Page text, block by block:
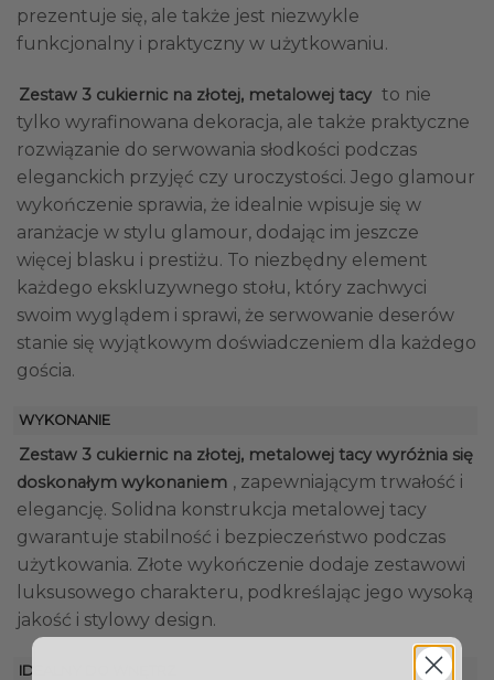
prezentuje się, ale także jest niezwykle
funkcjonalny i praktyczny w użytkowaniu.
Zestaw 3 cukiernic na złotej, metalowej tacy to nie
tylko wyrafinowana dekoracja, ale także praktyczne
rozwiązanie do serwowania słodkości podczas
eleganckich przyjęć czy uroczystości. Jego glamour
wykończenie sprawia, że idealnie wpisuje się w
aranżacje w stylu glamour, dodając im jeszcze
więcej blasku i prestiżu. To niezbędny element
każdego ekskluzywnego stołu, który zachwyci
swoim wyglądem i sprawi, że serwowanie deserów
stanie się wyjątkowym doświadczeniem dla każdego
gościa.
WYKONANIE
Zestaw 3 cukiernic na złotej, metalowej tacy wyróżnia się
doskonałym wykonaniem , zapewniającym trwałość i
elegancję. Solidna konstrukcja metalowej tacy
gwarantuje stabilność i bezpieczeństwo podczas
użytkowania. Złote wykończenie dodaje zestawowi
luksusowego charakteru, podkreślając jego wysoką
jakość i stylowy design.
IDEALNY DO WNĘTRZ